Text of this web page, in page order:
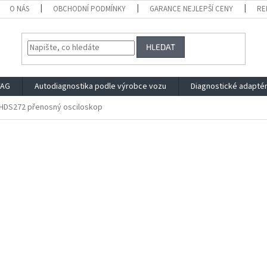
O NÁS OBCHODNÍ PODMÍNKY GARANCE NEJLEPŠÍ CENY
HLEDAT
Autodiagnostika podle výrobce vozu Diagnostické
přenosný osciloskop